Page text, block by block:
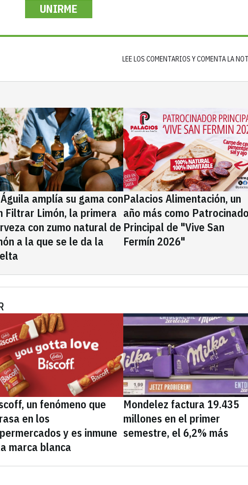
UNIRME
LEE LOS COMENTARIOS Y COMENTA LA
amplía su gama con
Filtrar Limón, la primera
con zumo natural de
a la que se le da la
Palacios Alimentación, un
año más como
Principal de "Vive San
Fermín 2026"
un fenómeno que
en los
y es inmune
marca blanca
Mondelez factura 19.435
millones en el primer
semestre, el 6,2% más